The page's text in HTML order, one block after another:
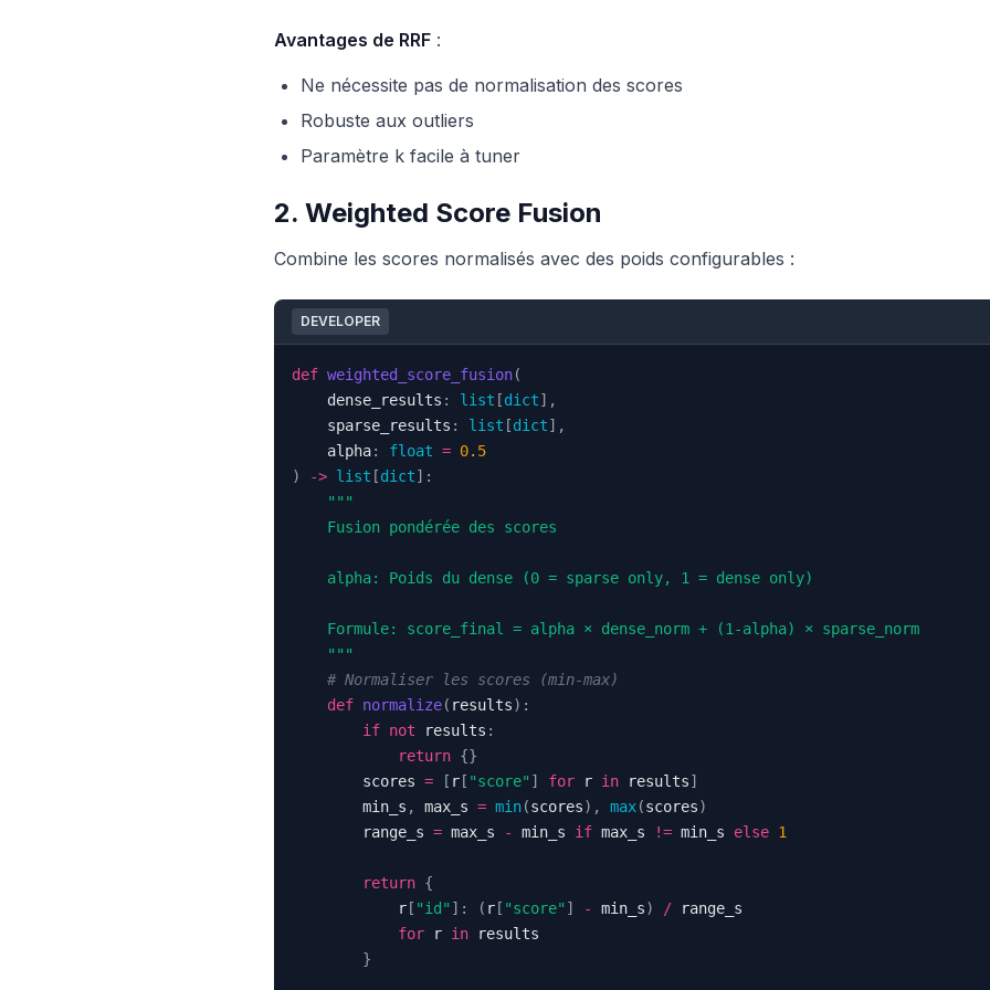
Avantages de RRF :
Ne nécessite pas de normalisation des scores
Robuste aux outliers
Paramètre k facile à tuner
2. Weighted Score Fusion
Combine les scores normalisés avec des poids configurables :
DEVELOPER
def weighted_score_fusion(
    dense_results
: list [dict] ,
    sparse_results
: list [dict] ,
    alpha
: float = 0.5
)
-> list [dict] :
    """
# Normaliser les scores (min-max)
def normalize( results) :
if not results :
return {}
        scores
= [ r [ "score" ] for r in results]
        min_s
, max_s = min(scores) , max(scores)
        range_s
= max_s - min_s if max_s != min_s else 1
return {
            r
[ "id" ] : ( r [ "score" ] - min_s) /
for r in
}